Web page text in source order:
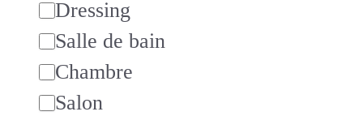
Dressing
Salle de bain
Chambre
Salon